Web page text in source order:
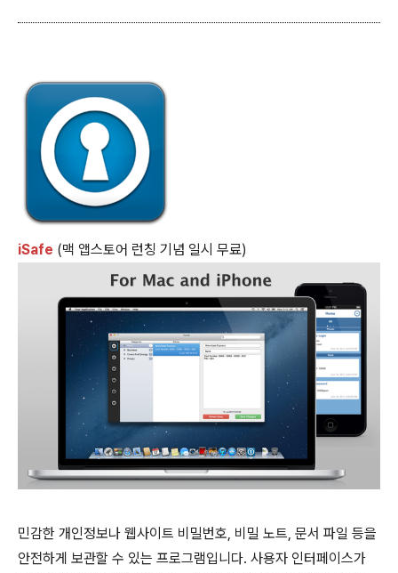
iSafe (맥 앱스토어 런칭 기념 일시 무료)
민감한 개인정보나 웹사이트 비밀번호, 비밀 노트, 문서 파일 등을
안전하게 보관할 수 있는 프로그램입니다. 사용자 인터페이스가